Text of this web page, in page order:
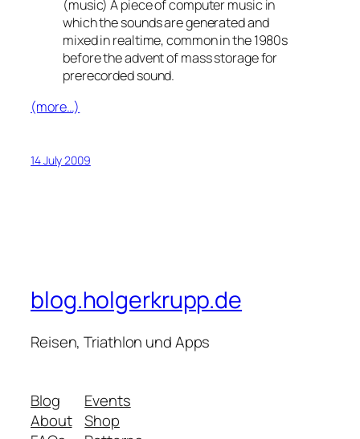
(music) A piece of computer music in
which the sounds are generated and
mixed in realtime, common in the 1980s
before the advent of mass storage for
prerecorded sound.
(more…)
14 July 2009
blog.holgerkrupp.de
Reisen, Triathlon und Apps
Blog
About
Events
Shop